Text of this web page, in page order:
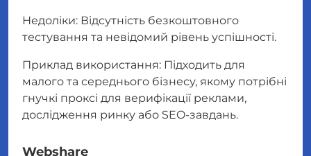
Недоліки: Відсутність безкоштовного
тестування та невідомий рівень успішності.
Приклад використання: Підходить для
малого та середнього бізнесу, якому потрібні
гнучкі проксі для верифікації реклами,
дослідження ринку або SEO-завдань.
Webshare